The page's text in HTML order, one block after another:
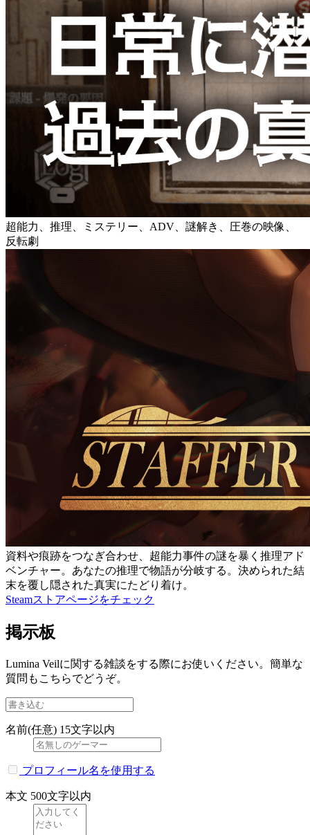
超能力、推理、ミステリー、ADV、謎解き、圧巻の映像、
反転劇
資料や痕跡をつなぎ合わせ、超能力事件の謎を暴く推理アド
ベンチャー。あなたの推理で物語が分岐する。決められた結
末を覆し隠された真実にたどり着け。
Steamストアページをチェック
掲示板
Lumina Veilに関する雑談をする際にお使いください。簡単な
質問もこちらでどうぞ。
名前(任意) 15文字以内
プロフィール名を使用する
本文 500文字以内